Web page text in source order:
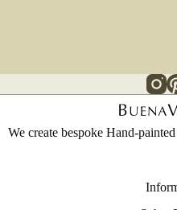
We create bespoke Hand-